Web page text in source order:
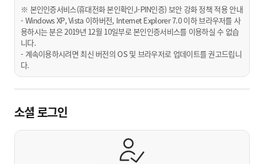
※ 본인인증서비스(휴대전화 본인확인,I-PIN인증) 보안 강화 정책 적용 안내
- Windows XP, Vista 이하버전, Internet Explorer 7.0 이하 브라우저를 사
용하시는 분은 2019년 12월 10일부로 본인인증서비스를 이용하실 수 없습
니다.
- 계속이용하시려면 최신 버전의 OS 및 브라우저로 업데이트를 권고드립니
다.
소셜 로그인